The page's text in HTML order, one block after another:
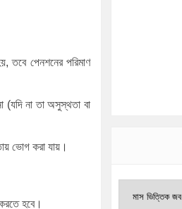
তবে পেনশনের পরিমাণ
(যদি না তা অসুস্থতা বা
ভোগ করা যায়।
হবে।